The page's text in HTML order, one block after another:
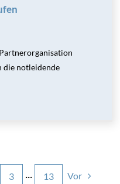
die notleidende
3 ··· 13 Vor